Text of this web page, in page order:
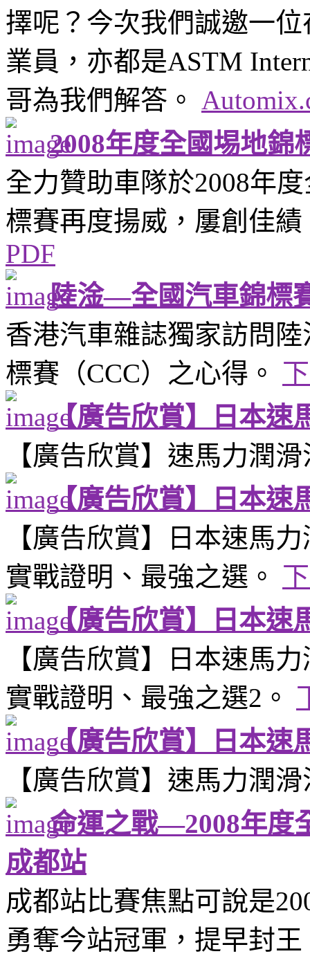
擇呢？今次我們誠邀一
業員，亦都是ASTM
哥為我們解答。
2008年度全國埸地錦
全力贊助車隊於2008年
標賽再度揚威，屢創佳
PDF
陸淦—全國汽車錦標
香港汽車雜誌獨家訪問
標賽（CCC）之心得。
【廣告欣賞】日本速
【廣告欣賞】速馬力潤
【廣告欣賞】日本速
【廣告欣賞】日本速馬
實戰證明、最強之選。
【廣告欣賞】日本速
【廣告欣賞】日本速馬
實戰證明、最強之選2。
【廣告欣賞】日本速
【廣告欣賞】速馬力潤
命運之戰—2008年度
成都站
成都站比賽焦點可說是
勇奪今站冠軍，提早封